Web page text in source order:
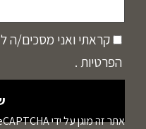
קראתי ואני מסכים/ה ל
הפרטיות .
אתר זה מוגן על ידי reCAPTCHA ו